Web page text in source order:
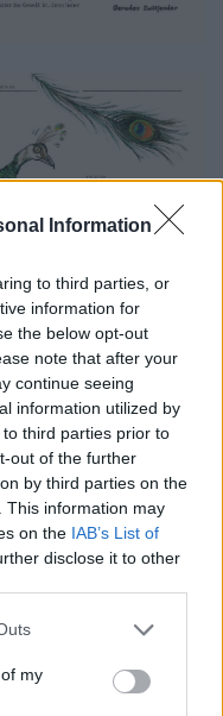
Information
to third parties, or
information for
the below opt-out
note that after your
continue seeing
information utilized by
third parties prior to
out of the further
by third parties on the
This information may
on the IAB’s List of
disclose it to other
one or more Google
You may click to
third-party tags to
my
rengeteg
tudomást,
listám, melyekről
gyakran
például bűzös
rájuk – rajtuk
Az alkotók
elő (igaz, a